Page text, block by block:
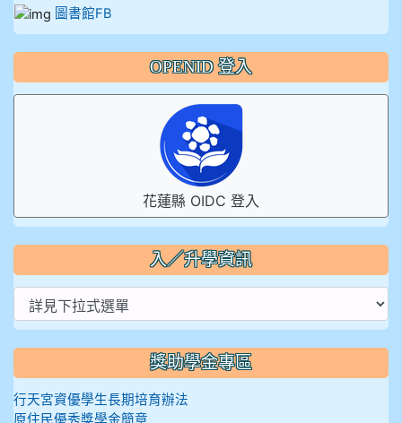
圖書館FB
OPENID 登入
花蓮縣 OIDC 登入
入／升學資訊
獎助學金專區
行天宮資優學生長期培育辦法
原住民優秀獎學金簡章